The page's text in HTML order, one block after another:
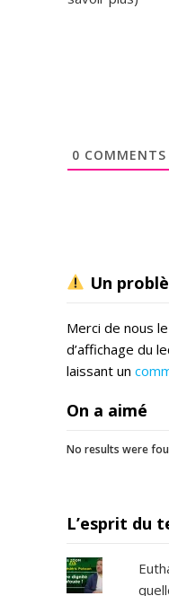
0 COMMENTS
Un
Merci de nous
d’affichage du
laissant un
On a aimé
No results were
L’esprit du